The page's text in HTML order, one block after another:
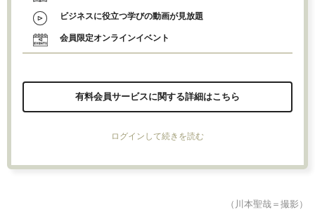
ビジネスに役立つ学びの動画が見放題
会員限定オンラインイベント
有料会員サービスに関する詳細はこちら
ログインして続きを読む
（川本聖哉＝撮影）